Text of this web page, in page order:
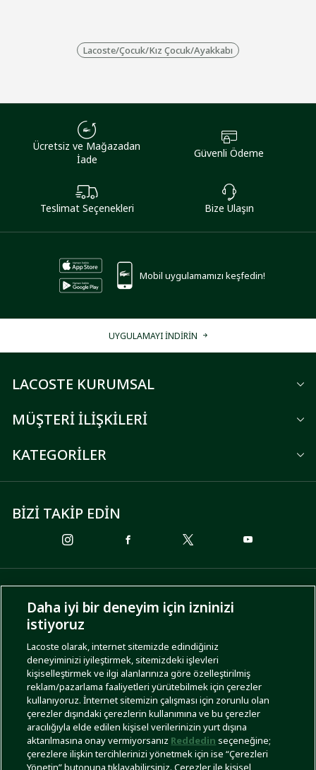
Lacoste/Çocuk/Kız Çocuk/Ayakkabı
Ücretsiz ve Mağazadan
İade
Güvenli Ödeme
Teslimat Seçenekleri Bize Ulaşın
Mobil uygulamamızı keşfedin!
UYGULAMAYI İNDİRİN
LACOSTE KURUMSAL
MÜŞTERİ İLİŞKİLERİ
KATEGORİLER
BİZİ TAKİP EDİN
ÖDEME SEÇENEKLERİ
KARGO SEÇENEKLERİ
Daha iyi bir deneyim için izninizi
istiyoruz
Lacoste olarak, internet sitemizde edindiğiniz
deneyiminizi iyileştirmek, sitemizdeki işlevleri
kişiselleştirmek ve ilgi alanlarınıza göre özelleştirilmiş
reklam/pazarlama faaliyetleri yürütebilmek için çerezler
kullanıyoruz. İnternet sitemizin çalışması için zorunlu olan
çerezler dışındaki çerezlerin kullanımına ve bu çerezler
aracılığıyla elde edilen kişisel verilerinizin yurt dışına
aktarılmasına onay vermiyorsanız Reddedin seçeneğine;
çerezlere ilişkin tercihlerinizi yönetmek için ise “Çerezleri
Yönetin” butonuna tıklayabilirsiniz. Çerezler ile kişisel